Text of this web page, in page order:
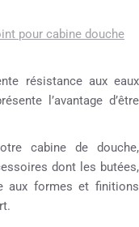
pour cabine douche
résistance aux eaux
l’avantage d’être
cabine de douche,
dont les butées,
aux formes et finitions